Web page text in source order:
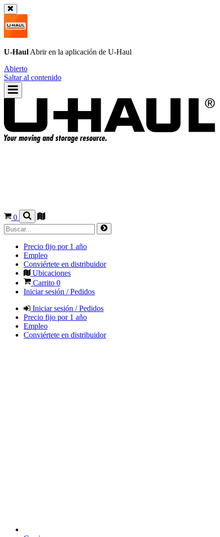
U-Haul Abrir en la aplicación de U-Haul
Abierto
Saltar al contenido
0
Precio fijo por 1 año
Empleo
Conviértete en distribuidor
Ubicaciones
Carrito 0
Iniciar sesión / Pedidos
Iniciar sesión / Pedidos
Precio fijo por 1 año
Empleo
Conviértete en distribuidor